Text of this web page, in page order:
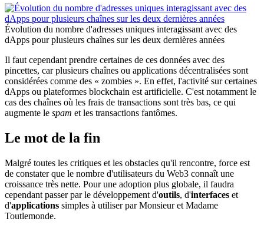
Évolution du nombre d'adresses uniques interagissant avec des
dApps pour plusieurs chaînes sur les deux dernières années
Il faut cependant prendre certaines de ces données avec des
pincettes, car plusieurs chaînes ou applications décentralisées sont
considérées comme des « zombies ». En effet, l'activité sur certaines
dApps ou plateformes blockchain est artificielle. C'est notamment le
cas des chaînes où les frais de transactions sont très bas, ce qui
augmente le spam et les transactions fantômes.
Le mot de la fin
Malgré toutes les critiques et les obstacles qu'il rencontre, force est
de constater que le nombre d'utilisateurs du Web3 connaît une
croissance très nette. Pour une adoption plus globale, il faudra
cependant passer par le développement d'outils, d'interfaces et
d'applications simples à utiliser par Monsieur et Madame
Toutlemonde.